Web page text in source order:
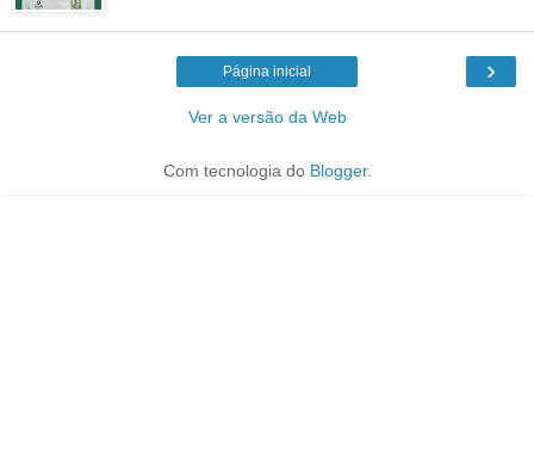
›
Página inicial
Ver a versão da Web
Com tecnologia do Blogger.